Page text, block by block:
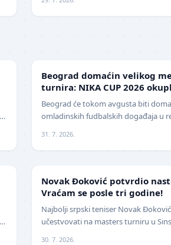
Beograd domaćin velikog
turnira: NIKA CUP 2026
klubova
Beograd će tokom avgusta biti
omladinskih fudbalskih događaja u
31. 7. 2026.
Novak Đoković potvrdio
Vraćam se posle tri godine!
Najbolji srpski teniser Novak
učestvovati na masters turniru u
30. 7. 2026.